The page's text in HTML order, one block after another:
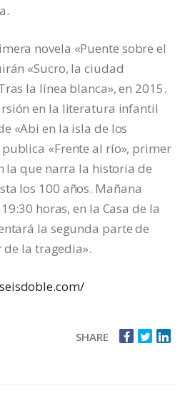
novela «Puente sobre el
«Sucro, la ciudad
la línea blanca», en 2015.
en la literatura infantil
«Abi en la isla de los
«Frente al río», primer
la que narra la historia de
los 100 años. Mañana
horas, en la Casa de la
la segunda parte de
la tragedia».
SHARE